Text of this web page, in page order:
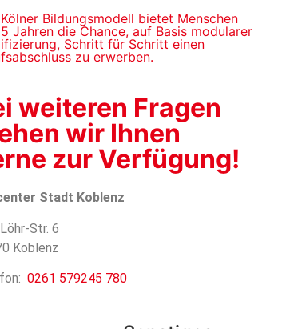
Bildungsmodell bietet Menschen
Jahren die Chance, auf Basis modularer
Schritt für Schritt einen
zu erwerben.
weiteren Fragen
wir Ihnen
zur Verfügung!​
Stadt Koblenz
Str. 6
Koblenz
0261 579245 780